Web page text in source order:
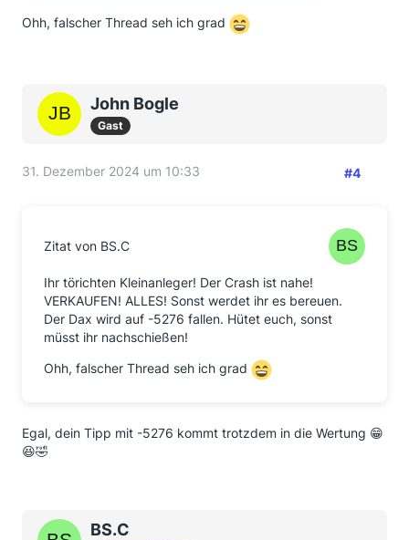
Ohh, falscher Thread seh ich grad
John Bogle
Gast
31. Dezember 2024 um 10:33 #4
Zitat von BS.C
Ihr törichten Kleinanleger! Der Crash ist nahe!
VERKAUFEN! ALLES! Sonst werdet ihr es bereuen.
Der Dax wird auf -5276 fallen. Hütet euch, sonst
müsst ihr nachschießen!
Ohh, falscher Thread seh ich grad
Egal, dein Tipp mit -5276 kommt trotzdem in die Wertung 😁
😆🤣
BS.C